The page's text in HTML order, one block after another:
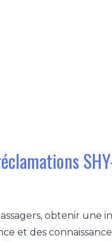
obtenir une
et des